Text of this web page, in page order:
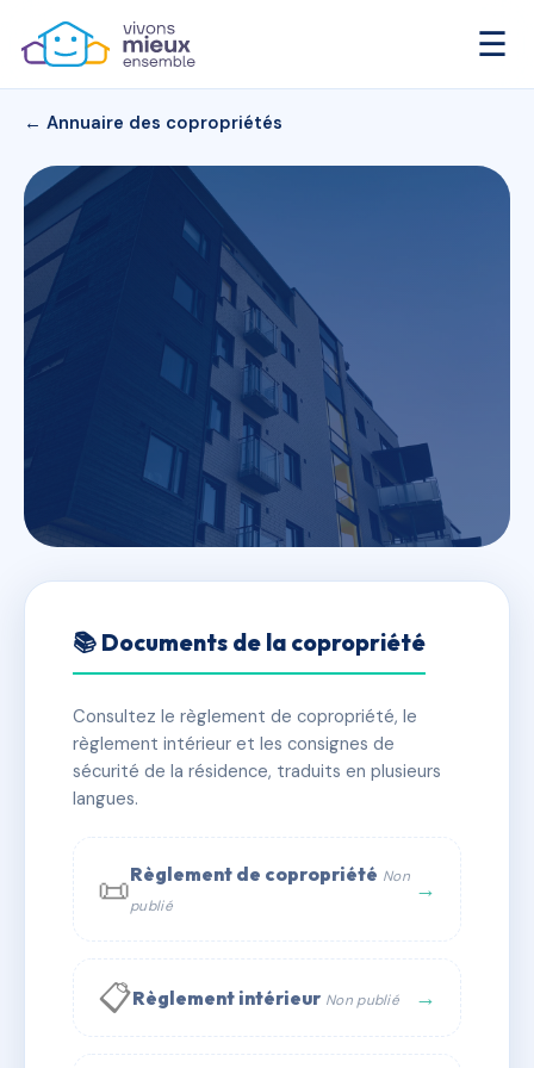
☰
← Annuaire des copropriétés
DE LATTRE DE TASSIGNY
✓ Immatriculée 🏠 12 lots 🏗 1 bâtiment(s)
📞 Contacter Syndic Digital
📚 Documents de la copropriété
Consultez le règlement de copropriété, le
règlement intérieur et les consignes de
sécurité de la résidence, traduits en plusieurs
langues.
📜Règlement de copropriété Non
publié
→
📋Règlement intérieur Non publié →